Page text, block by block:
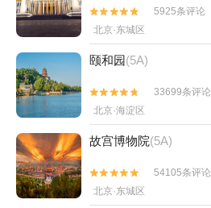


5925条评论
北京·东城区
颐和园(5A)


33699条评论
北京·海淀区
故宫博物院(5A)


54105条评论
北京·东城区